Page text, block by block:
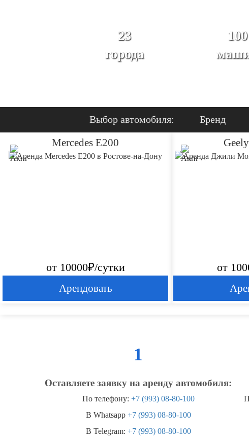
23
города
100
Выбор автомобиля: Бренд
Mercedes E200
от 10000₽/сутки
Арендовать
от
1
Оставляете заявку на аренду автомобиля:
По телефону: +7 (993) 08-80-100
В Whatsapp +7 (993) 08-80-100
В Telegram: +7 (993) 08-80-100